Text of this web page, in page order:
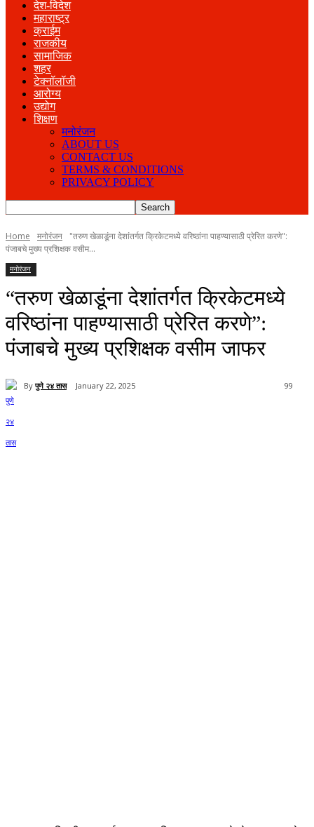
देश-विदेश
महाराष्ट्र
क्राईम
राजकीय
सामाजिक
शहर
टेक्नॉलॉजी
आरोग्य
उद्योग
शिक्षण
मनोरंजन
ABOUT US
CONTACT US
TERMS & CONDITIONS
PRIVACY POLICY
Home मनोरंजन
"तरुण खेळाडूंना देशांतर्गत क्रिकेटमध्ये वरिष्ठांना पाहण्यासाठी प्रेरित करणे":
पंजाबचे मुख्य प्रशिक्षक वसीम...
मनोरंजन
“तरुण खेळाडूंना देशांतर्गत क्रिकेटमध्ये
वरिष्ठांना पाहण्यासाठी प्रेरित करणे”:
पंजाबचे मुख्य प्रशिक्षक वसीम जाफर
By पुणे २४ तास January 22, 2025 99